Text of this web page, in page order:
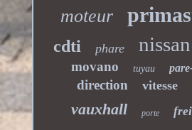
moteur
cdti phare nissan
movano tuyau
direction vitesse
vauxhall porte